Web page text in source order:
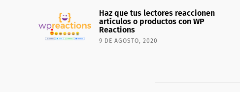
Haz que tus lectores reaccionen
artículos o productos con WP
Reactions
9 DE AGOSTO, 2020